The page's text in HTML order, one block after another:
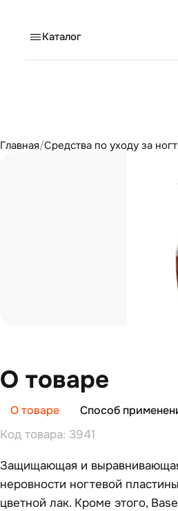
Каталог
Главная/Средства по уходу за
О товаре
О товаре Способ
Код товара: 3941
Защищающая и
неровности ногтевой
цветной лак. Кроме этого,